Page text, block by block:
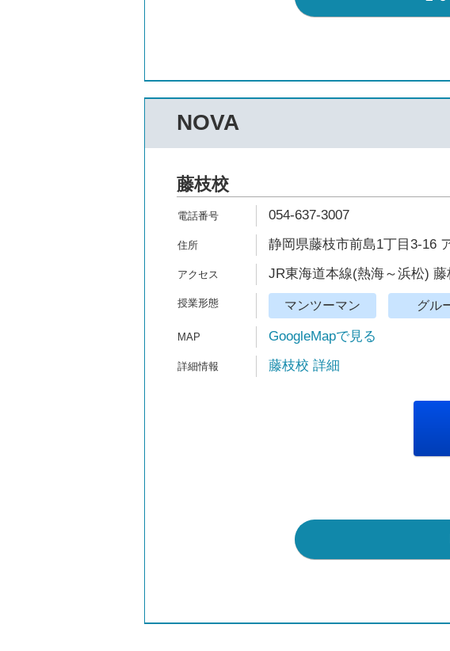
NOVA
藤枝校
054-637-3007
静岡県藤枝市前島1丁目3-16
JR東海道本線(熱海～浜松)
マンツーマン グル
GoogleMapで見る
藤枝校 詳細